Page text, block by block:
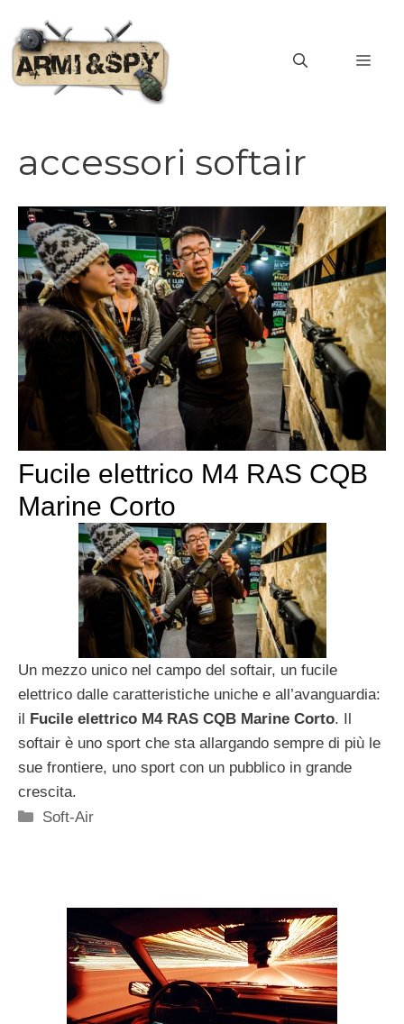
contenuto
accessori softair
Fucile elettrico M4 RAS CQB
Marine Corto
Un mezzo unico nel campo del softair, un fucile
elettrico dalle caratteristiche uniche e all’avanguardia:
il Fucile elettrico M4 RAS CQB Marine Corto. Il
softair è uno sport che sta allargando sempre di più le
sue frontiere, uno sport con un pubblico in grande
crescita.
Categorie
Soft-Air